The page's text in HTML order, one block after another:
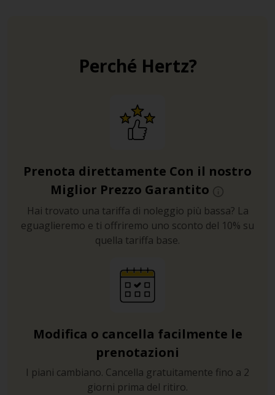
Perché Hertz?
Prenota direttamente Con il nostro
Miglior Prezzo Garantito
Hai trovato una tariffa di noleggio più bassa? La
eguaglieremo e ti offriremo uno sconto del 10% su
quella tariffa base.
Modifica o cancella facilmente le
prenotazioni
I piani cambiano. Cancella gratuitamente fino a 2
giorni prima del ritiro.